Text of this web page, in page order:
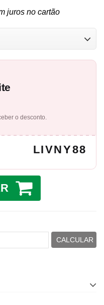
juros no cartão
o desconto.
LIVNY88
CALCULAR